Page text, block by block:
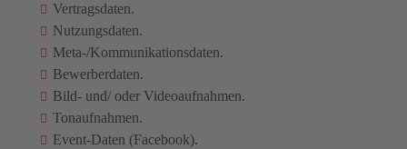
Vertragsdaten.
Nutzungsdaten.
Meta-/Kommunikationsdaten.
Bewerberdaten.
Bild- und/ oder Videoaufnahmen.
Tonaufnahmen.
Event-Daten (Facebook).